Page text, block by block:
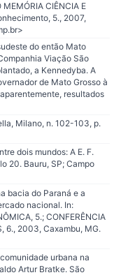
CIÊNCIA E
5., 2007,
do então Mato
Viação São
a Kennedyba. A
de Mato Grosso à
resultados
Milano, n. 102-103, p.
dois mundos: A E. F.
20. Bauru, SP; Campo
bacia do Paraná e a
nacional. In:
5.; CONFERÊNCIA
6., 2003, Caxambu, MG.
urbana na
Artur Bratke. São